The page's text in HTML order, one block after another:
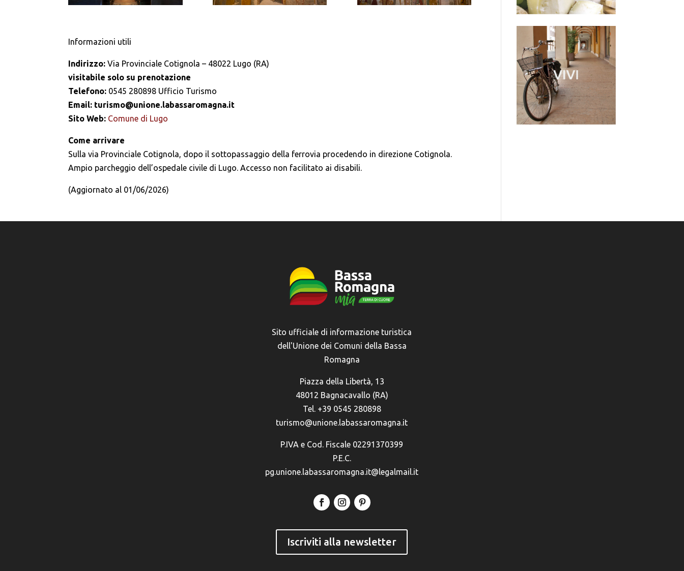
Informazioni utili
Indirizzo:Via Provinciale Cotignola – 48022 Lugo (RA)
visitabile solo su prenotazione
Telefono: 0545 280898 Ufficio Turismo
Email: turismo@unione.labassaromagna.it
Sito Web: Comune di Lugo
Come arrivare
Sulla via Provinciale Cotignola, dopo il sottopassaggio della ferrovia procedendo in direzione Cotignola.
Ampio parcheggio dell’ospedale civile di Lugo. Accesso non facilitato ai disabili.
(Aggiornato al 01/06/2026)
Sito ufficiale di informazione turistica
dell'Unione dei Comuni della Bassa
Romagna
Piazza della Libertà, 13
48012 Bagnacavallo (RA)
Tel. +39 0545 280898
turismo@unione.labassaromagna.it
P.IVA e Cod. Fiscale 02291370399
P.E.C.
pg.unione.labassaromagna.it@legalmail.it
Iscriviti alla newsletter